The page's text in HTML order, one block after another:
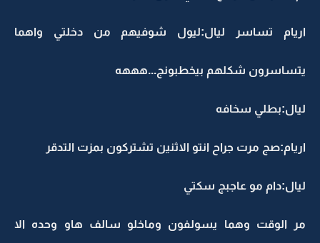
اريام تساسر ليال:ليول شوفيهم من دخلتي واهما
يتساسرون شكلهم بيخطبونج...هههه
ليال:بطلي سخافه
اريام:صج مرت جراح انتو الاثنين تشتركون بمزت التدقر
ليال:دام مو عاجبج سكتي
مر الوقت وهما يسولفون وماخلو سالف هاو وحده الا